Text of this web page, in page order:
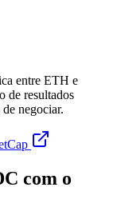
entre ETH e
de resultados
negociar.
com o